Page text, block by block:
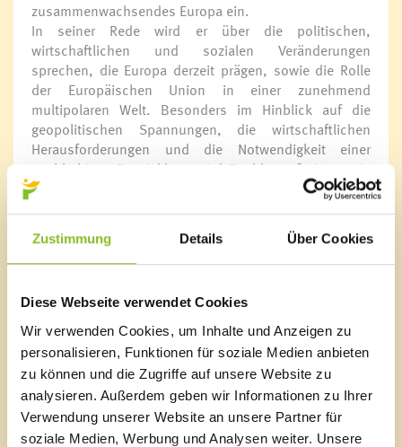
Zustimmung Details Über Cookies
Diese Webseite verwendet Cookies
Wir verwenden Cookies, um Inhalte und Anzeigen zu
personalisieren, Funktionen für soziale Medien anbieten
zu können und die Zugriffe auf unsere Website zu
analysieren. Außerdem geben wir Informationen zu Ihrer
Verwendung unserer Website an unsere Partner für
soziale Medien, Werbung und Analysen weiter. Unsere
zusammenwachsendes Europa ein.
In seiner Rede wird er über die politischen,
wirtschaftlichen und sozialen Veränderungen
sprechen, die Europa derzeit prägen, sowie die Rolle
der Europäischen Union in einer zunehmend
multipolaren Welt. Besonders im Hinblick auf die
geopolitischen Spannungen, die wirtschaftlichen
Herausforderungen und die Notwendigkeit einer
nachhaltigen Entwicklung wird Fischler aufzeigen, wie
Europa seine Werte von Solidarität, Freiheit und
Demokratie auch in Zukunft verteidigen und
weiterentwickeln kann.
Der Neujahrsempfang bietet Interessierten die
seinem tiefen Verständnis der europäischen Politik zu
profitieren. Die Marktgemeinde Frastanz lädt daher die
Bevölkerung herzlich ein, sich von der Vision eines
zukunftsfähigen Europas inspirieren zu lassen.
Neujahrsempfang der Marktgemeinde Frastanz
„Europa aufwachen“ – Franz Fischler